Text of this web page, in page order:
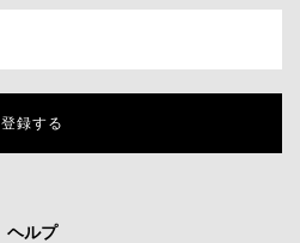
登録する
ヘルプ